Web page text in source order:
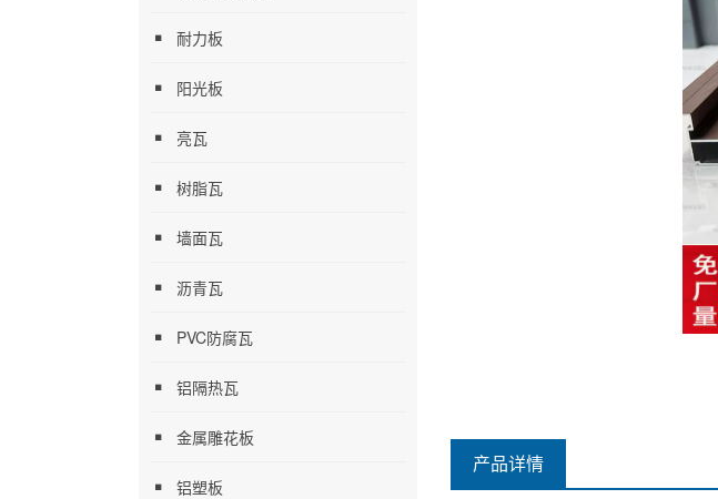
耐力板
阳光板
亮瓦
树脂瓦
墙面瓦
沥青瓦
PVC防腐瓦
铝隔热瓦
金属雕花板
铝塑板
产品详情